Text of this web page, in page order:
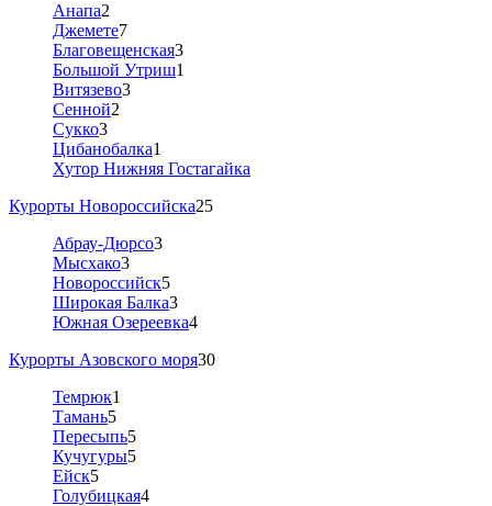
Анапа2
Джемете7
Благовещенская3
Большой Утриш1
Витязево3
Сенной2
Сукко3
Цибанобалка1
Хутор Нижняя Гостагайка
Курорты Новороссийска25
Абрау-Дюрсо3
Мысхако3
Новороссийск5
Широкая Балка3
Южная Озереевка4
Курорты Азовского моря30
Темрюк1
Тамань5
Пересыпь5
Кучугуры5
Ейск5
Голубицкая4